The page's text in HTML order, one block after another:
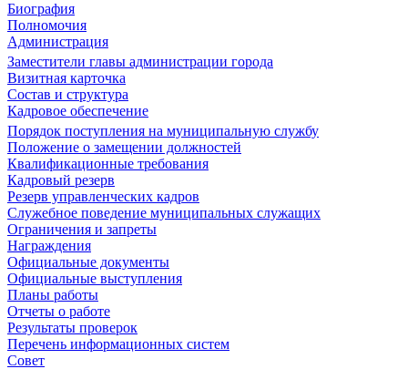
Биография
Полномочия
Администрация
Заместители главы администрации города
Визитная карточка
Состав и структура
Кадровое обеспечение
Порядок поступления на муниципальную службу
Положение о замещении должностей
Квалификационные требования
Кадровый резерв
Резерв управленческих кадров
Служебное поведение муниципальных служащих
Ограничения и запреты
Награждения
Официальные документы
Официальные выступления
Планы работы
Отчеты о работе
Результаты проверок
Перечень информационных систем
Совет